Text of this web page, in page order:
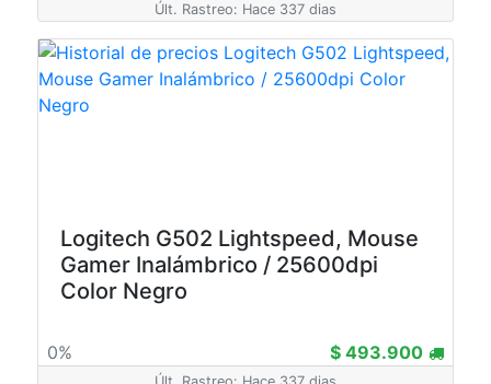
Últ. Rastreo: Hace 337 dias
Logitech G502 Lightspeed, Mouse
Gamer Inalámbrico / 25600dpi
Color Negro
0% $ 493.900